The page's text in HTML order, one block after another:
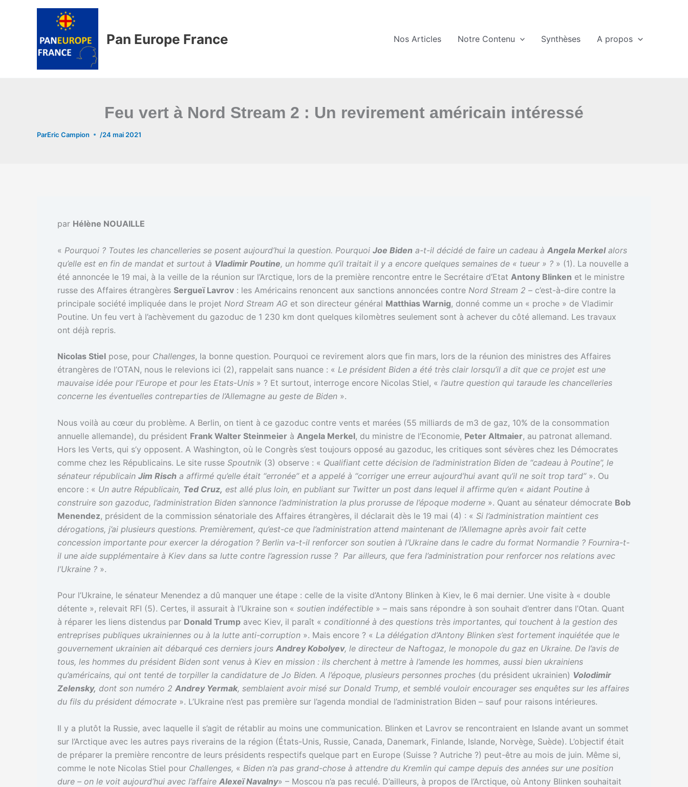
Pan Europe France Nos Articles Notre Contenu Synthèses A propos
Feu vert à Nord Stream 2 : Un revirement américain intéressé
ParEric Campion /24 mai 2021
par Hélène NOUAILLE
« Pourquoi ? Toutes les chancelleries se posent aujourd’hui la question. Pourquoi Joe Biden a-t-il décidé de faire un cadeau à Angela Merkelalors
qu’elle est en fin de mandat et surtout à Vladimir Poutine, un homme qu’il traitait il y a encore quelques semaines de « tueur » ? » (1). La nouvelle a
été annoncée le 19 mai, à la veille de la réunion sur l’Arctique, lors de la première rencontre entre le Secrétaire d’Etat Antony Blinken et le ministre
russe des Affaires étrangères Sergueï Lavrov : les Américains renoncent aux sanctions annoncées contre Nord Stream 2 – c’est-à-dire contre la
principale société impliquée dans le projet Nord Stream AG et son directeur général Matthias Warnig, donné comme un « proche » de Vladimir
Poutine. Un feu vert à l’achèvement du gazoduc de 1 230 km dont quelques kilomètres seulement sont à achever du côté allemand. Les travaux
ont déjà repris.
Nicolas Stiel pose, pour Challenges, la bonne question. Pourquoi ce revirement alors que fin mars, lors de la réunion des ministres des Affaires
étrangères de l’OTAN, nous le relevions ici (2), rappelait sans nuance : « Le président Biden a été très clair lorsqu’il a dit que ce projet est une
mauvaise idée pour l’Europe et pour les Etats-Unis » ? Et surtout, interroge encore Nicolas Stiel, « l’autre question qui taraude les chancelleries
concerne les éventuelles contreparties de l’Allemagne au geste de Biden ».
Nous voilà au cœur du problème. A Berlin, on tient à ce gazoduc contre vents et marées (55 milliards de m3 de gaz, 10% de la consommation
annuelle allemande), du président Frank Walter Steinmeier à Angela Merkel, du ministre de l’Economie, Peter Altmaier, au patronat allemand.
Hors les Verts, qui s’y opposent. A Washington, où le Congrès s’est toujours opposé au gazoduc, les critiques sont sévères chez les Démocrates
comme chez les Républicains. Le site russe Spoutnik (3) observe : « Qualifiant cette décision de l’administration Biden de ‘‘cadeau à Poutine’’, le
sénateur républicain Jim Risch a affirmé qu’elle était ‘‘erronée’’ et a appelé à ‘‘corriger une erreur aujourd’hui avant qu’il ne soit trop tard’’». Ou
encore : « Un autre Républicain, Ted Cruz, est allé plus loin, en publiant sur Twitter un post dans lequel il affirme qu’en « aidant Poutine à
construire son gazoduc, l’administration Biden s’annonce l’administration la plus prorusse de l’époque moderne ». Quant au sénateur démocrate Bob
Menendez, président de la commission sénatoriale des Affaires étrangères, il déclarait dès le 19 mai (4) : « Si l’administration maintient ces
dérogations, j’ai plusieurs questions. Premièrement, qu’est-ce que l’administration attend maintenant de l’Allemagne après avoir fait cette
concession importante pour exercer la dérogation ? Berlin va-t-il renforcer son soutien à l’Ukraine dans le cadre du format Normandie ? Fournira-t-
il une aide supplémentaire à Kiev dans sa lutte contre l’agression russe ? Par ailleurs, que fera l’administration pour renforcer nos relations avec
l’Ukraine ? ».
Pour l’Ukraine, le sénateur Menendez a dû manquer une étape : celle de la visite d’Antony Blinken à Kiev, le 6 mai dernier. Une visite à « double
détente », relevait RFI (5). Certes, il assurait à l’Ukraine son « soutien indéfectible » – mais sans répondre à son souhait d’entrer dans l’Otan. Quant
à réparer les liens distendus par Donald Trump avec Kiev, il paraît « conditionné à des questions très importantes, qui touchent à la gestion des
entreprises publiques ukrainiennes ou à la lutte anti-corruption ». Mais encore ? « La délégation d’Antony Blinken s’est fortement inquiétée que le
gouvernement ukrainien ait débarqué ces derniers jours Andrey Kobolyev, le directeur de Naftogaz, le monopole du gaz en Ukraine. De l’avis de
tous, les hommes du président Biden sont venus à Kiev en mission : ils cherchent à mettre à l’amende les hommes, aussi bien ukrainiens
qu’américains, qui ont tenté de torpiller la candidature de Jo Biden. A l’époque, plusieurs personnes proches (du président ukrainien) Volodimir
Zelensky, dont son numéro 2 Andrey Yermak, semblaient avoir misé sur Donald Trump, et semblé vouloir encourager ses enquêtes sur les affaires
du fils du président démocrate ». L’Ukraine n’est pas première sur l’agenda mondial de l’administration Biden – sauf pour raisons intérieures.
Il y a plutôt la Russie, avec laquelle il s’agit de rétablir au moins une communication. Blinken et Lavrov se rencontraient en Islande avant un sommet
sur l’Arctique avec les autres pays riverains de la région (États-Unis, Russie, Canada, Danemark, Finlande, Islande, Norvège, Suède). L’objectif était
de préparer la première rencontre de leurs présidents respectifs quelque part en Europe (Suisse ? Autriche ?) peut-être au mois de juin. Même si,
comme le note Nicolas Stiel pour Challenges, « Biden n’a pas grand-chose à attendre du Kremlin qui campe depuis des années sur une position
dure – on le voit aujourd’hui avec l’affaire Alexeï Navalny» – Moscou n’a pas reculé. D’ailleurs, à propos de l’Arctique, où Antony Blinken souhaitait